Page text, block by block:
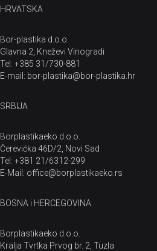
HRVATSKA
Bor-plastika d.o.o.
Glavna 2, Kneževi Vinogradi
Tel: +385 31/730-881
E-mail: bor-plastika@bor-plastika.hr
SRBIJA
Borplastikaeko d.o.o.
Čerevićka 46D/2, Novi Sad
Tel: +381 21/6312-299
E-Mail: office@borplastikaeko.rs
BOSNA i HERCEGOVINA
Borplastikaeko d.o.o.
Kralja Tvrtka Prvog br. 2, Tuzla